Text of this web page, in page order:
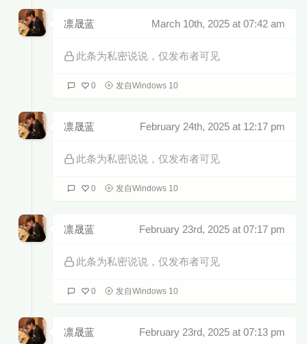
凛晟蓝 March 10th, 2025 at 07:42 am
此条为私密说说，仅发布者可见
0 发自Windows 10
凛晟蓝 February 24th, 2025 at 12:17 pm
此条为私密说说，仅发布者可见
0 发自Windows 10
凛晟蓝 February 23rd, 2025 at 07:17 pm
此条为私密说说，仅发布者可见
0 发自Windows 10
凛晟蓝 February 23rd, 2025 at 07:13 pm